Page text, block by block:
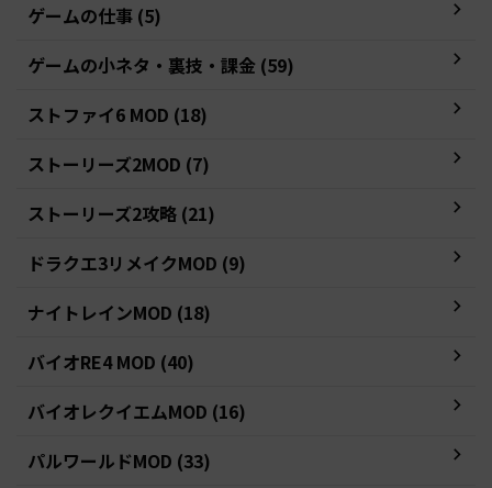
ゲームの仕事 (5)
ゲームの小ネタ・裏技・課金 (59)
ストファイ6 MOD (18)
ストーリーズ2MOD (7)
ストーリーズ2攻略 (21)
ドラクエ3リメイクMOD (9)
ナイトレインMOD (18)
バイオRE4 MOD (40)
バイオレクイエムMOD (16)
パルワールドMOD (33)